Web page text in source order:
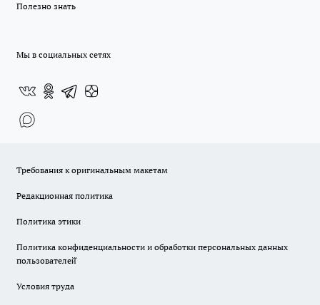
Полезно знать
Мы в социальных сетях
Требования к оригинальным макетам
Редакционная политика
Политика этики
Политика конфиденциальности и обработки персональных данных
пользователей̆
Условия труда